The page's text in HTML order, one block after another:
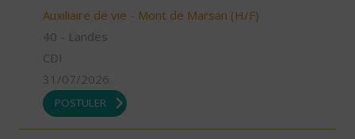
Auxiliaire de vie - Mont de Marsan (H/F)
40 - Landes
CDI
31/07/2026
POSTULER